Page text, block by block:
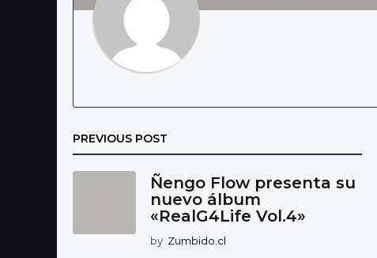
o
n
PREVIOUS POST
Ñengo Flow presenta su
nuevo álbum
«RealG4Life Vol.4»
by Zumbido.cl